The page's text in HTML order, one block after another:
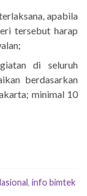
apabila
tersebut harap
di seluruh
berdasarkan
minimal 10
, info bimtek